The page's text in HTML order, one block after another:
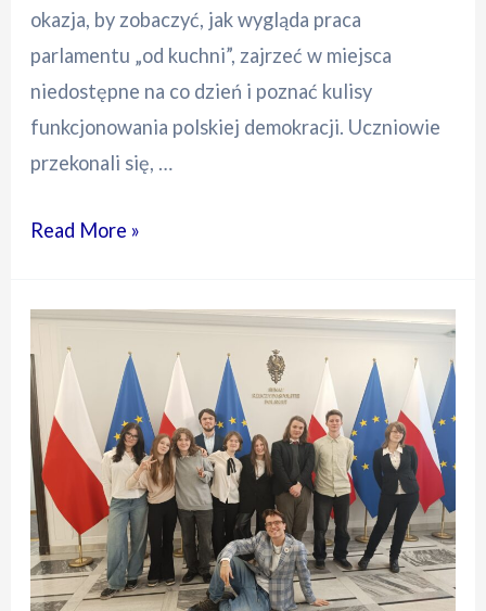
okazja, by zobaczyć, jak wygląda praca
parlamentu „od kuchni”, zajrzeć w miejsca
niedostępne na co dzień i poznać kulisy
funkcjonowania polskiej demokracji. Uczniowie
przekonali się, …
Wizyta
demokracji
w
praktyce
Read More »